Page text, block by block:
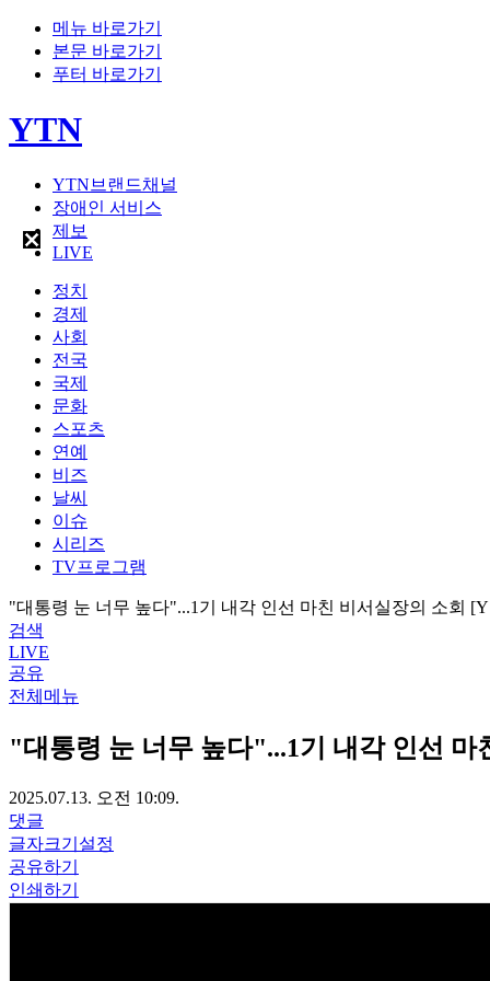
메뉴 바로가기
본문 바로가기
푸터 바로가기
YTN
YTN브랜드채널
장애인 서비스
제보
LIVE
정치
경제
사회
전국
국제
문화
스포츠
연예
비즈
날씨
이슈
시리즈
TV프로그램
"대통령 눈 너무 높다"...1기 내각 인선 마친 비서실장의 소회
검색
LIVE
공유
전체메뉴
"대통령 눈 너무 높다"...1기 내각 인선
2025.07.13. 오전 10:09.
댓글
글자크기설정
공유하기
인쇄하기